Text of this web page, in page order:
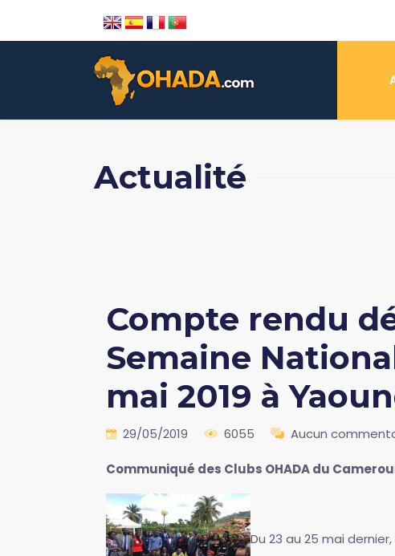
Actualité
Compte rendu
Semaine
mai 2019 à
29/05/2019 6055 Aucun
Communiqué des Clubs OHADA du
Du 23 au 25 mai